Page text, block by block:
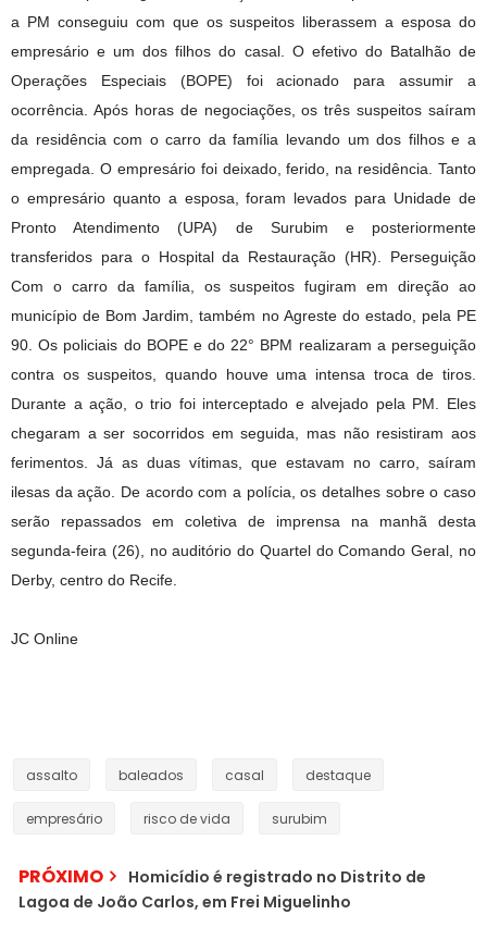
a PM conseguiu com que os suspeitos liberassem a esposa do
empresário e um dos filhos do casal. O efetivo do Batalhão de
Operações Especiais (BOPE) foi acionado para assumir a
ocorrência. Após horas de negociações, os três suspeitos saíram
da residência com o carro da família levando um dos filhos e a
empregada. O empresário foi deixado, ferido, na residência. Tanto
o empresário quanto a esposa, foram levados para Unidade de
Pronto Atendimento (UPA) de Surubim e posteriormente
transferidos para o Hospital da Restauração (HR). Perseguição
Com o carro da família, os suspeitos fugiram em direção ao
município de Bom Jardim, também no Agreste do estado, pela PE
90. Os policiais do BOPE e do 22° BPM realizaram a perseguição
contra os suspeitos, quando houve uma intensa troca de tiros.
Durante a ação, o trio foi interceptado e alvejado pela PM. Eles
chegaram a ser socorridos em seguida, mas não resistiram aos
ferimentos. Já as duas vítimas, que estavam no carro, saíram
ilesas da ação. De acordo com a polícia, os detalhes sobre o caso
serão repassados em coletiva de imprensa na manhã desta
segunda-feira (26), no auditório do Quartel do Comando Geral, no
Derby, centro do Recife.
JC Online
assalto baleados casal destaque
empresário risco de vida surubim
PRÓXIMO
Homicídio é registrado no Distrito de
Lagoa de João Carlos, em Frei Miguelinho